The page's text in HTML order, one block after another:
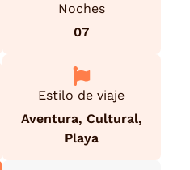
Noches
07
Estilo de viaje
Aventura, Cultural,
Playa